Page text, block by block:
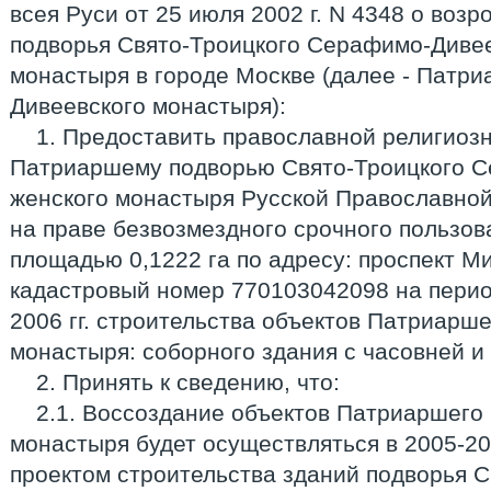
всея Руси от 25 июля 2002 г. N 4348 о
подворья Свято-Троицкого Серафимо-
монастыря в городе Москве (далее -
Дивеевского монастыря):
1. Предоставить православной
Патриаршему подворью Свято-Троицкого
женского монастыря Русской
на праве безвозмездного срочного
площадью 0,1222 га по адресу: проспект
кадастровый номер 770103042098 на
2006 гг. строительства объектов
монастыря: соборного здания с часовней и
2. Принять к сведению, что:
2.1. Воссоздание объектов Патриаршего
монастыря будет осуществляться в 2005-
проектом строительства зданий подворья